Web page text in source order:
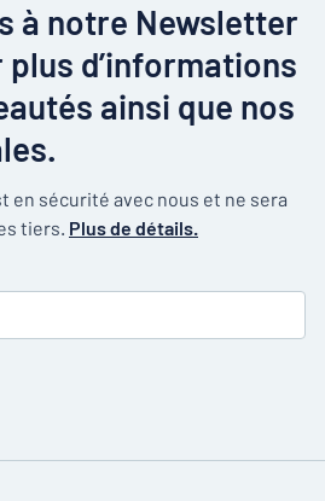
à notre Newsletter
d’informations
ainsi que nos
en sécurité avec nous et ne sera
tiers. Plus de détails.